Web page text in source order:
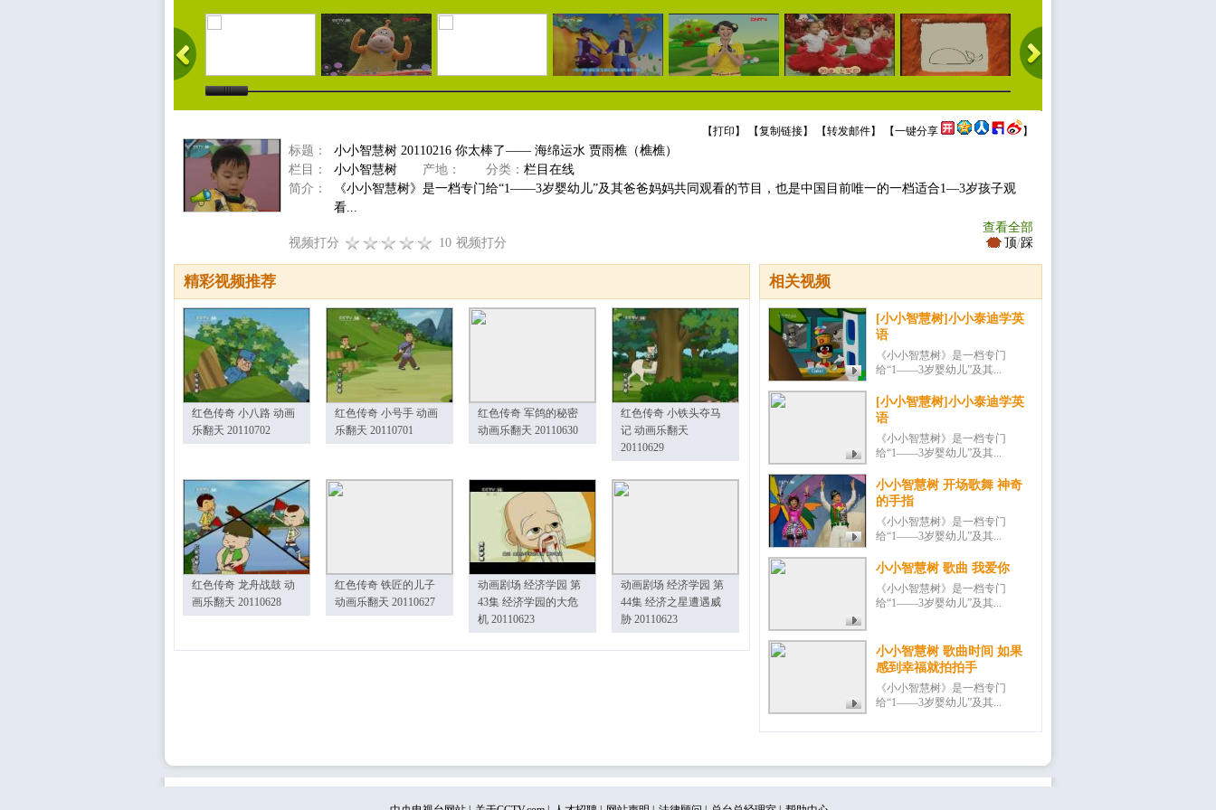
【打印 】 【复制链接】 【转发邮件】 【一键分享 】
标题：
小小智慧树 20110216 你太棒了—— 海绵运水 贾雨樵（樵樵）
栏目：
小小智慧树 产地： 分类： 栏目在线
简介：
《小小智慧树》是一档专门给“1——3岁婴幼儿”及其爸爸妈妈共同观看的节目，也是中国目前唯一的一档适合1—3岁孩子观
看...
查看全部
视频打分
10 视频打分 顶/踩
相关视频
[小小智慧树]小小泰迪学英
语
《小小智慧树》是一档专门
给“1——3岁婴幼儿”及其...
[小小智慧树]小小泰迪学英
语
《小小智慧树》是一档专门
给“1——3岁婴幼儿”及其...
小小智慧树 开场歌舞 神奇
的手指
《小小智慧树》是一档专门
给“1——3岁婴幼儿”及其...
小小智慧树 歌曲 我爱你
《小小智慧树》是一档专门
给“1——3岁婴幼儿”及其...
小小智慧树 歌曲时间 如果
感到幸福就拍拍手
《小小智慧树》是一档专门
给“1——3岁婴幼儿”及其...
精彩视频推荐
红色传奇 小八路 动画
乐翻天 20110702
红色传奇 小号手 动画
乐翻天 20110701
红色传奇 军鸽的秘密
动画乐翻天 20110630
红色传奇 小铁头夺马
记 动画乐翻天
20110629
红色传奇 龙舟战鼓 动
画乐翻天 20110628
红色传奇 铁匠的儿子
动画乐翻天 20110627
动画剧场 经济学园 第
43集 经济学园的大危
机 20110623
动画剧场 经济学园 第
44集 经济之星遭遇威
胁 20110623